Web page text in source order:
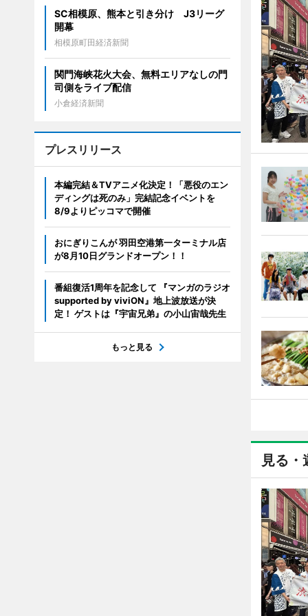
見る・
SC相模原、熊本と引き分け J3リーグ
開幕
相模原町田経済新聞
関門海峡花火大会、無料エリアなしの門
司側をライブ配信
小倉経済新聞
プレスリリース
本編完結＆TVアニメ化決定！「悪役のエン
ディングは死のみ」完結記念イベントを
8/9よりピッコマで開催
おにぎりこんが 羽田空港第一ターミナル店
が8月10日グランドオープン！！
番組復活1周年を記念して 『マンガのラジオ
supported by viviON』地上波放送が決
定！ ゲストは『宇宙兄弟』の小山宙哉先生
もっと見る